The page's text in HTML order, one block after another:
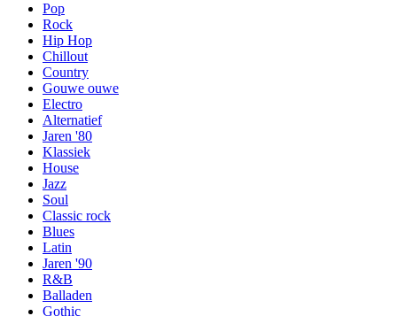
Pop
Rock
Hip Hop
Chillout
Country
Gouwe ouwe
Electro
Alternatief
Jaren '80
Klassiek
House
Jazz
Soul
Classic rock
Blues
Latin
Jaren '90
R&B
Balladen
Gothic